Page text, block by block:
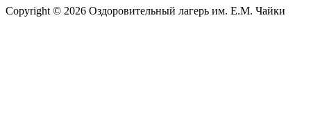
Copyright © 2026 Оздоровительный лагерь им. Е.М. Чайки